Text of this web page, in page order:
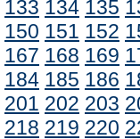
133 134 135
150 151 152
167 168 169
184 185 186
201 202 203
218 219 220